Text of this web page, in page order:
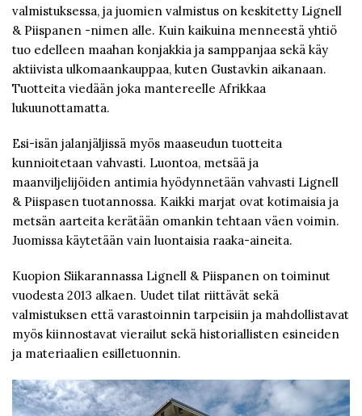
valmistuksessa, ja juomien valmistus on keskitetty Lignell
& Piispanen -nimen alle. Kuin kaikuina menneestä yhtiö
tuo edelleen maahan konjakkia ja samppanjaa sekä käy
aktiivista ulkomaankauppaa, kuten Gustavkin aikanaan.
Tuotteita viedään joka mantereelle Afrikkaa
lukuunottamatta.
Esi-isän jalanjäljissä myös maaseudun tuotteita
kunnioitetaan vahvasti. Luontoa, metsää ja
maanviljelijöiden antimia hyödynnetään vahvasti Lignell
& Piispasen tuotannossa. Kaikki marjat ovat kotimaisia ja
metsän aarteita kerätään omankin tehtaan väen voimin.
Juomissa käytetään vain luontaisia raaka-aineita.
Kuopion Siikarannassa Lignell & Piispanen on toiminut
vuodesta 2013 alkaen. Uudet tilat riittävät sekä
valmistuksen että varastoinnin tarpeisiin ja mahdollistavat
myös kiinnostavat vierailut sekä historiallisten esineiden
ja materiaalien esilletuonnin.